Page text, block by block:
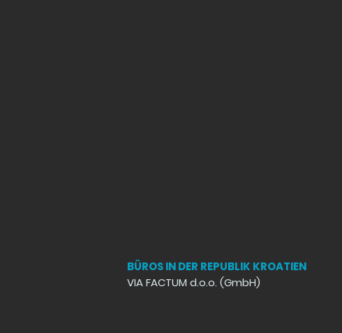
BÜROS IN DER REPUBLIK KROATIEN
VIA FACTUM d.o.o. (GmbH)